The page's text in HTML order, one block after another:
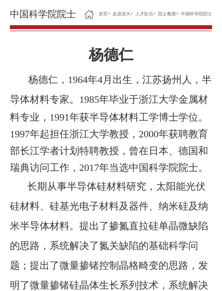
中国科学院院士 首页> 走进浙大> 人才队伍> 院士教授> 中国科学院院士
杨德仁
杨德仁 ， 1964年4月出生，江苏扬州人， 半
导体材料专家。 1985年毕业于浙江大学金属材
料专业，1991年获半导体材料工学博士学位。
1997年起担任浙江大学教授，2000年获聘教育
部长江学者计划特聘教授，曾在日本、德国和
瑞典访问工作，2017年当选中国科学院院士。
长期从事半导体硅材料研究，太阳能光伏
硅材料、硅基光电子材料及器件、纳米硅及纳
米半导体材料。提出了掺氮直拉硅单晶微缺陷
的思路，系统解决了氮关缺陷的基础科学问
题；提出了微量掺锗控制晶格畸变的思路，发
明了微量掺锗硅晶体生长系列技术，系统解决